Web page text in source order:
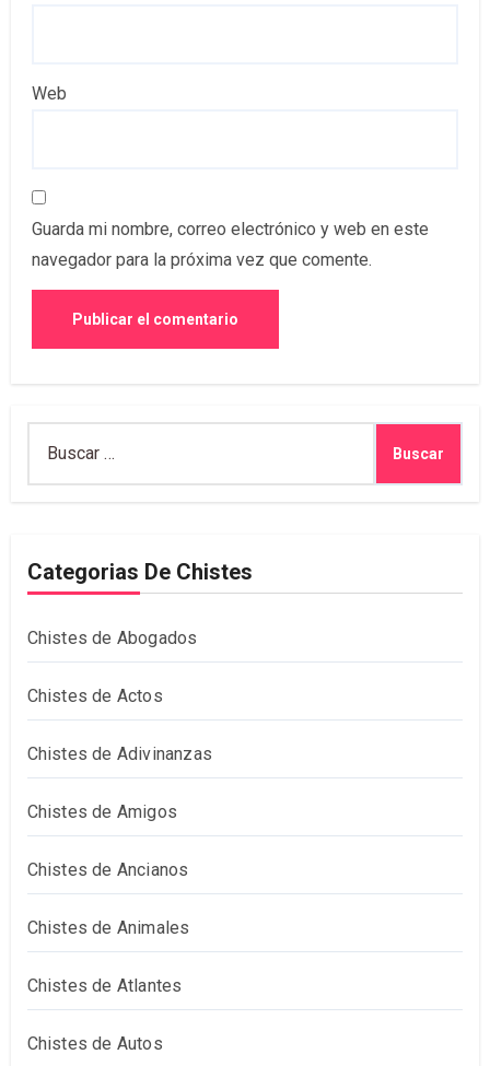
Web
Guarda mi nombre, correo electrónico y web en este
navegador para la próxima vez que comente.
Categorias De Chistes
Chistes de Abogados
Chistes de Actos
Chistes de Adivinanzas
Chistes de Amigos
Chistes de Ancianos
Chistes de Animales
Chistes de Atlantes
Chistes de Autos